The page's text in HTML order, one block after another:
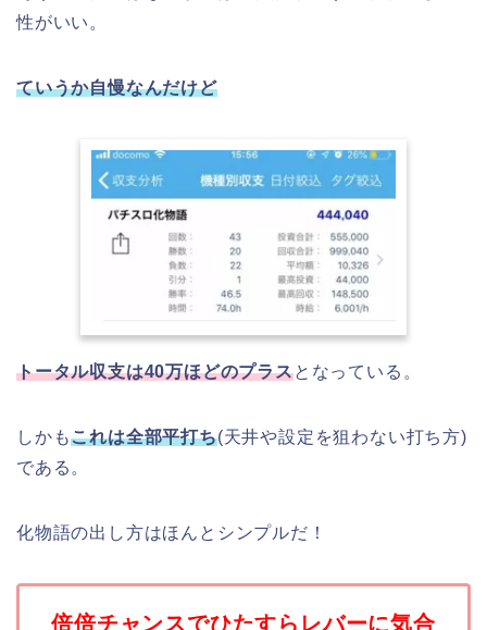
性がいい。
ていうか自慢なんだけど
トータル収支は40万ほどのプラスとなっている。
しかもこれは全部平打ち(天井や設定を狙わない打ち方)
である。
化物語の出し方はほんとシンプルだ！
倍倍チャンスでひたすらレバーに気合